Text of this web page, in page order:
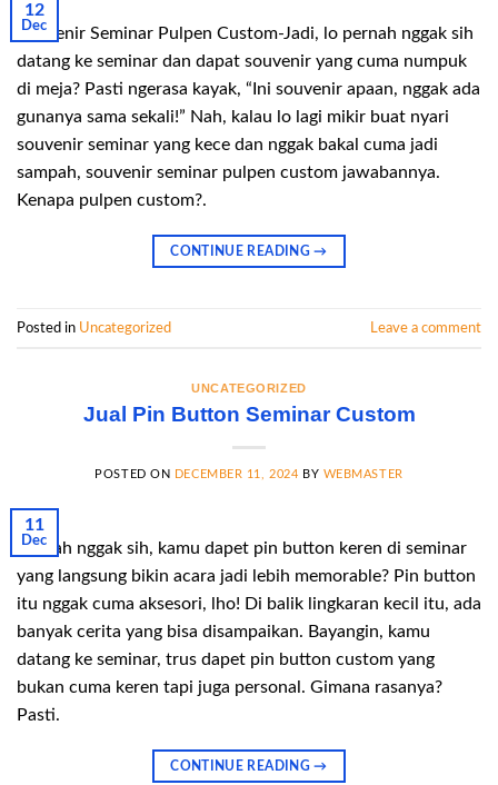
12
Dec
Souvenir Seminar Pulpen Custom-Jadi, lo pernah nggak sih
datang ke seminar dan dapat souvenir yang cuma numpuk
di meja? Pasti ngerasa kayak, “Ini souvenir apaan, nggak ada
gunanya sama sekali!” Nah, kalau lo lagi mikir buat nyari
souvenir seminar yang kece dan nggak bakal cuma jadi
sampah, souvenir seminar pulpen custom jawabannya.
Kenapa pulpen custom?.
CONTINUE READING→
Posted in Uncategorized Leave a comment
UNCATEGORIZED
Jual Pin Button Seminar Custom
POSTED ON DECEMBER 11, 2024 BY WEBMASTER
11
Dec
Pernah nggak sih, kamu dapet pin button keren di seminar
yang langsung bikin acara jadi lebih memorable? Pin button
itu nggak cuma aksesori, lho! Di balik lingkaran kecil itu, ada
banyak cerita yang bisa disampaikan. Bayangin, kamu
datang ke seminar, trus dapet pin button custom yang
bukan cuma keren tapi juga personal. Gimana rasanya?
Pasti.
CONTINUE READING→